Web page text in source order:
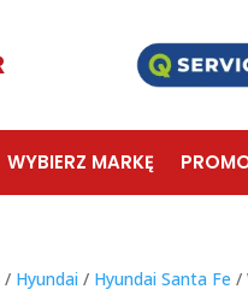
WYBIERZ MARKĘ
/ Hyundai / Hyundai Santa Fe /